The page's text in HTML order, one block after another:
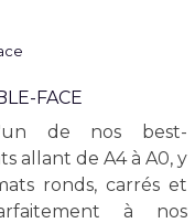
FACE
de nos best-
allant de A4 à A0, y
ronds, carrés et
à nos